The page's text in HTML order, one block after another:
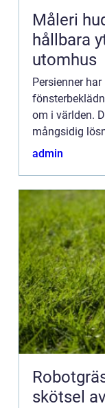
Måleri huddinge
hållbara
utomhus
Persienner
om i världen.
mångsidig
integri...
admin
skötsel